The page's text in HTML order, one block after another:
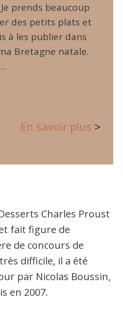
prends beaucoup
des petits plats et
à les publier dans
Bretagne natale.
En savoir plus >
Charles Proust
fait figure de
de concours de
difficile, il a été
par Nicolas Boussin,
en 2007.